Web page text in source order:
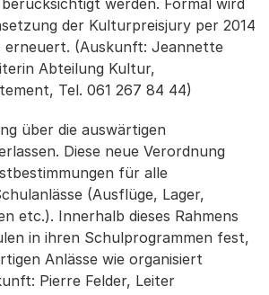
werden. Formal wird
der Kulturpreisjury per 2014
erneuert. (Auskunft: Jeannette
Abteilung Kultur,
Tel. 061 267 84 44)
über die auswärtigen
Diese neue Verordnung
für alle
(Ausflüge, Lager,
etc.). Innerhalb dieses Rahmens
in ihren Schulprogrammen fest,
Anlässe wie organisiert
Pierre Felder, Leiter